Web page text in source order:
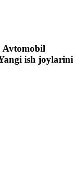
Avtomobil
ish joylarini